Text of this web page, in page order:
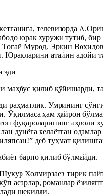
телевизорда
юрак хуружи тутиб,
Мурод, Эркин
Юракларини атайин адойи
эди.
қилиб қўйишарди,
Умрининг
ҳам ҳайрон
фуқароларининг аҳволи
дунёга келаётган
деб туҳмат
барпо қилиб бўлмайди.
Холмирзаев тирик
романлар
шекилли.